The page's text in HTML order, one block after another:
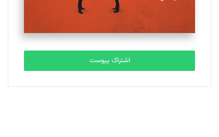
مصطفی مسجدی آرانی
تحریریه
بابک نقاش
تحریریه
اشتراک پیوست